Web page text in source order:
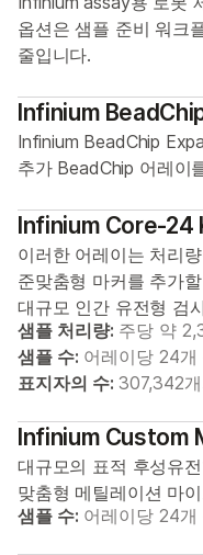
옵션은 샘플 준비 워크
줄입니다.
Infinium
Infinium BeadChip
추가 BeadChip 어레이
Infinium Core-24
이러한 어레이는 처리
준맞춤형 마커를 추가
대규모 인간 유전형 검
샘플 처리량: 주당 약
샘플 수: 어레이당 24개
표지자의 수: 307,342
Infinium Custom
대규모의 표적 후성유
맞춤형 메틸레이션 마
샘플 수: 어레이당 24개